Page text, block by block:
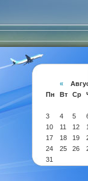
«
Пн
Вт Ср
3
4 5
10
11 12
17
18 19
24
25 26
31